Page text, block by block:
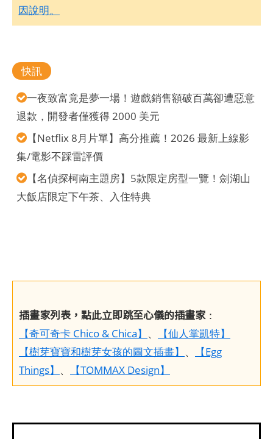
因說明。
快訊
一夜致富竟是夢一場！遊戲銷售額破百萬卻遭惡意
退款，開發者僅獲得 2000 美元
【Netflix 8月片單】高分推薦！2026 最新上線影
集/電影不踩雷評價
【名偵探柯南主題房】5款限定房型一覽！劍湖山
大飯店限定下午茶、入住特典
插畫家列表，點此立即跳至心儀的插畫家：
【奇可奇卡 Chico & Chica】 、
【仙人掌凱特】
【樹芽寶寶和樹芽女孩的圖文插畫】 、
【Egg
Things】 、 【TOMMAX Design】